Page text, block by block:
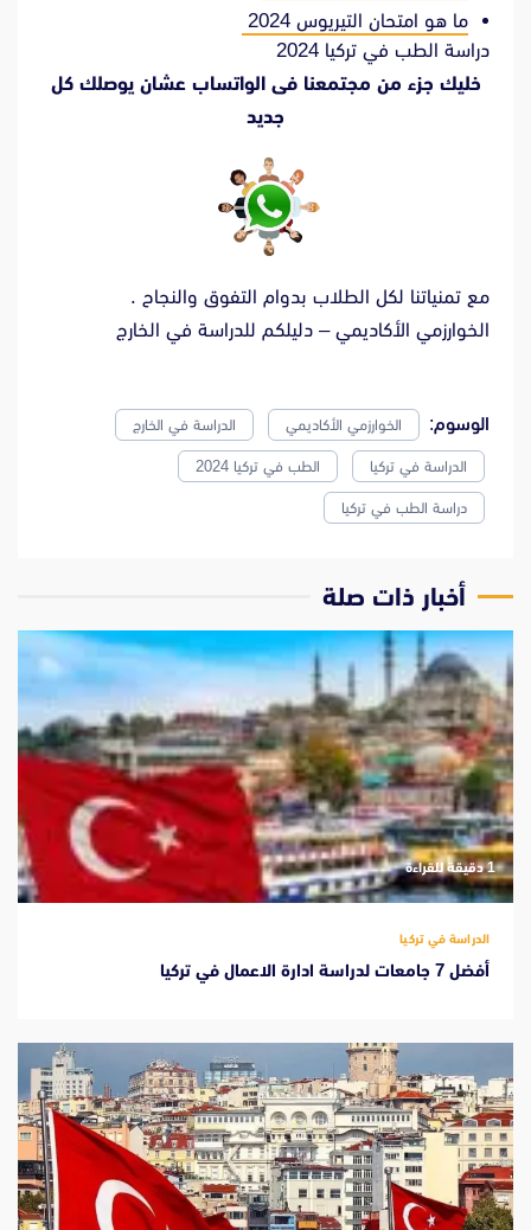
ما هو امتحان التيريوس 2024
دراسة الطب في تركيا 2024
خليك جزء من مجتمعنا فى الواتساب عشان يوصلك كل
جديد
مع تمنياتنا لكل الطلاب بدوام التفوق والنجاح .
الخوارزمي الأكاديمي – دليلكم للدراسة في الخارج
الوسوم: الخوارزمي الأكاديمي الدراسة في الخارج
الدراسة في تركيا الطب في تركيا 2024
دراسة الطب في تركيا
‫أخبار ذات صلة
‫1 دقيقة للقراءة
الدراسة في تركيا
أفضل 7 جامعات لدراسة ادارة الاعمال في تركيا